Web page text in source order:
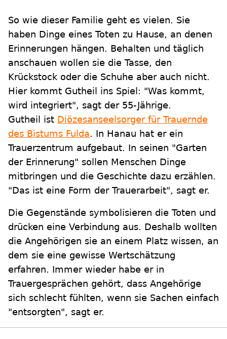
So wie dieser Familie geht es vielen. Sie
haben Dinge eines Toten zu Hause, an denen
Erinnerungen hängen. Behalten und täglich
anschauen wollen sie die Tasse, den
Krückstock oder die Schuhe aber auch nicht.
Hier kommt Gutheil ins Spiel: "Was kommt,
wird integriert", sagt der 55-Jährige.
Gutheil ist Diözesanseelsorger für Trauernde
des Bistums Fulda. In Hanau hat er ein
Trauerzentrum aufgebaut. In seinen "Garten
der Erinnerung" sollen Menschen Dinge
mitbringen und die Geschichte dazu erzählen.
"Das ist eine Form der Trauerarbeit", sagt er.
Die Gegenstände symbolisieren die Toten und
drücken eine Verbindung aus. Deshalb wollten
die Angehörigen sie an einem Platz wissen, an
dem sie eine gewisse Wertschätzung
erfahren. Immer wieder habe er in
Trauergesprächen gehört, dass Angehörige
sich schlecht fühlten, wenn sie Sachen einfach
"entsorgten", sagt er.